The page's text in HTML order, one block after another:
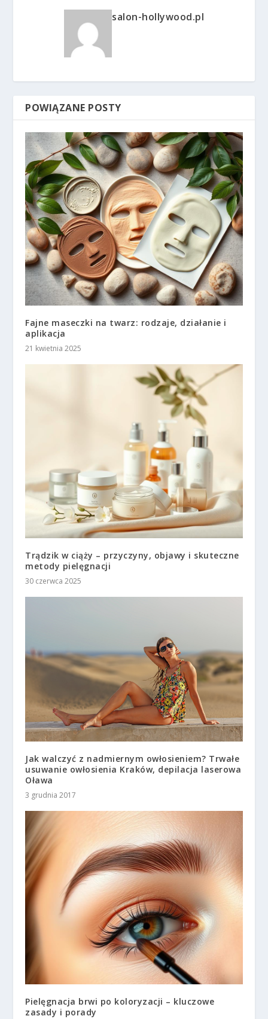
salon-hollywood.pl
POWIĄZANE POSTY
Fajne maseczki na twarz: rodzaje, działanie i
aplikacja
21 kwietnia 2025
Trądzik w ciąży – przyczyny, objawy i skuteczne
metody pielęgnacji
30 czerwca 2025
Jak walczyć z nadmiernym owłosieniem? Trwałe
usuwanie owłosienia Kraków, depilacja laserowa
Oława
3 grudnia 2017
Pielęgnacja brwi po koloryzacji – kluczowe
zasady i porady